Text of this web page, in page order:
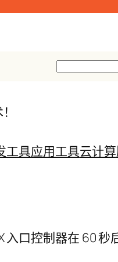
搜
工具应用工具云计算
入口控制器在 60 秒